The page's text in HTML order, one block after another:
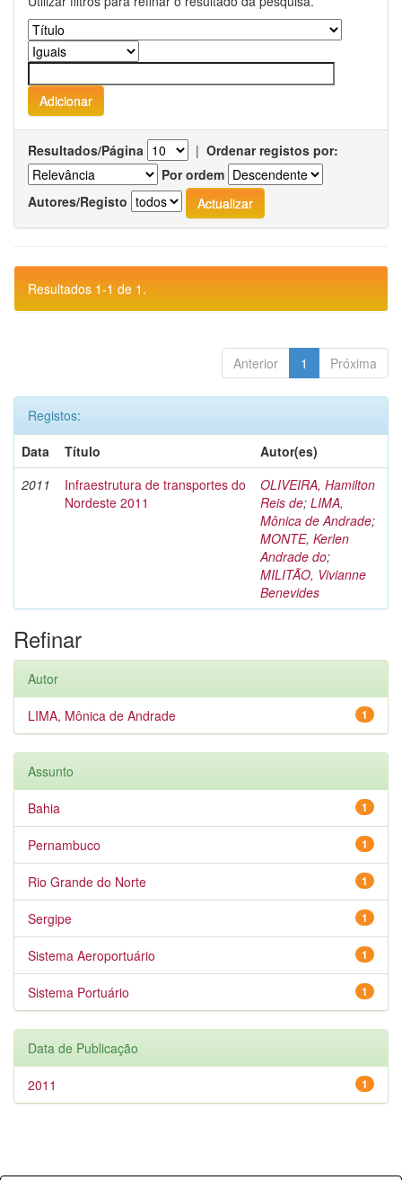
Resultados/Página | Ordenar registos por:
Por ordem
Autores/Registo
Resultados 1-1 de 1.
Anterior 1 Próxima
Registos:
Data
Título
Autor(es)
2011
Infraestrutura de transportes do
Nordeste 2011
OLIVEIRA, Hamilton
Reis de; LIMA,
Mônica de Andrade;
MONTE, Kerlen
Andrade do;
MILITÃO, Vivianne
Benevides
Refinar
Autor
1
LIMA, Mônica de Andrade
Assunto
1
Bahia
1
Pernambuco
1
Rio Grande do Norte
1
Sergipe
1
Sistema Aeroportuário
1
Sistema Portuário
Data de Publicação
1
2011